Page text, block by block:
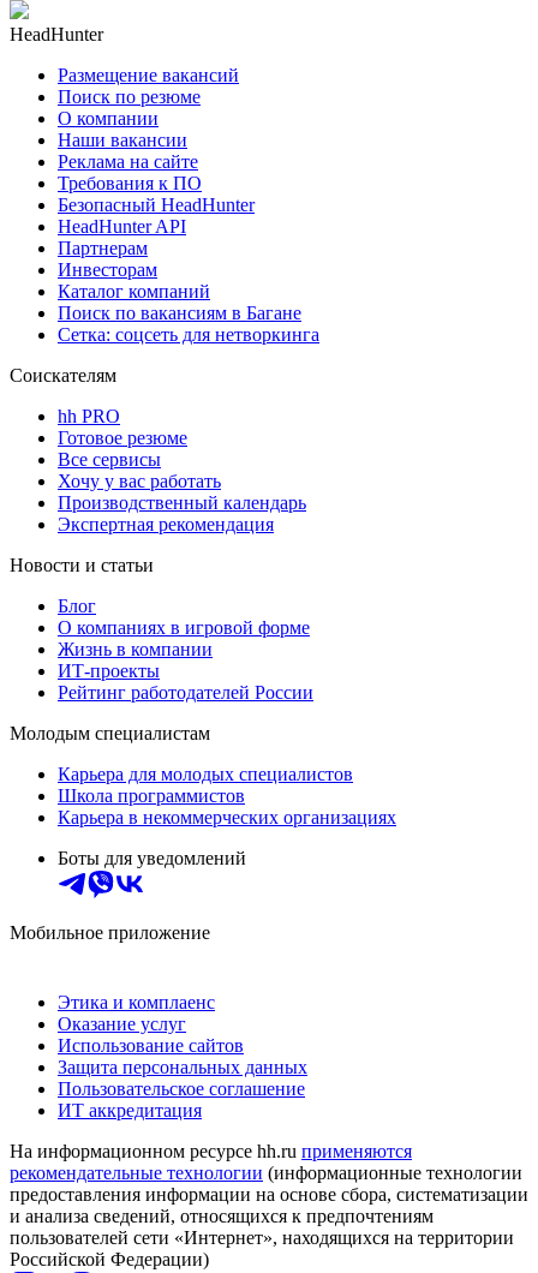
HeadHunter
Размещение вакансий
Поиск по резюме
О компании
Наши вакансии
Реклама на сайте
Требования к ПО
Безопасный HeadHunter
HeadHunter API
Партнерам
Инвесторам
Каталог компаний
Поиск по вакансиям в Багане
Сетка: соцсеть для нетворкинга
Соискателям
hh PRO
Готовое резюме
Все сервисы
Хочу у вас работать
Производственный календарь
Экспертная рекомендация
Новости и статьи
Блог
О компаниях в игровой форме
Жизнь в компании
ИТ-проекты
Рейтинг работодателей России
Молодым специалистам
Карьера для молодых специалистов
Школа программистов
Карьера в некоммерческих организациях
Боты для уведомлений
Мобильное приложение
Этика и комплаенс
Оказание услуг
Использование сайтов
Защита персональных данных
Пользовательское соглашение
ИТ аккредитация
На информационном ресурсе hh.ru применяются
рекомендательные технологии (информационные технологии
предоставления информации на основе сбора, систематизации
и анализа сведений, относящихся к предпочтениям
пользователей сети «Интернет», находящихся на территории
Российской Федерации)